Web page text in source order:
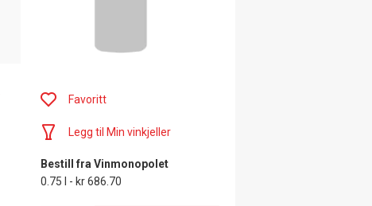
Favoritt
Legg til Min vinkjeller
Bestill fra Vinmonopolet
0.75 l - kr 686.70